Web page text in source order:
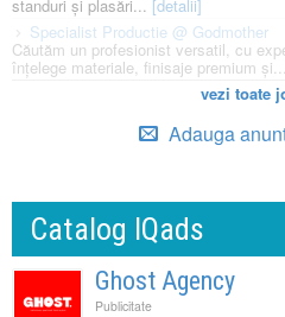
standuri și plasări... [detalii]
Specialist Productie @ Godmother
Căutăm un profesionist versatil, cu
înțelege materiale, finisaje premium și...
vezi toate
Adauga
Catalog IQads
Ghost Agency
Publicitate